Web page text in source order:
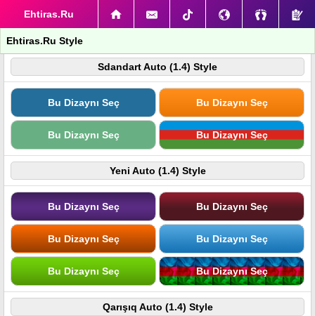
Ehtiras.Ru
Ehtiras.Ru Style
Sdandart Auto (1.4) Style
Bu Dizaynı Seç Bu Dizaynı Seç
Bu Dizaynı Seç Bu Dizaynı Seç
Yeni Auto (1.4) Style
Bu Dizaynı Seç Bu Dizaynı Seç
Bu Dizaynı Seç Bu Dizaynı Seç
Bu Dizaynı Seç Bu Dizaynı Seç
Qarışıq Auto (1.4) Style